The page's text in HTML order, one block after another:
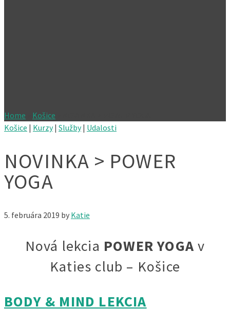
Home Košice
Košice | Kurzy| Služby| Udalosti
NOVINKA > POWER
YOGA
5. februára 2019 by Katie
Nová lekcia POWER YOGAv
Katies club – Košice
BODY & MIND LEKCIA